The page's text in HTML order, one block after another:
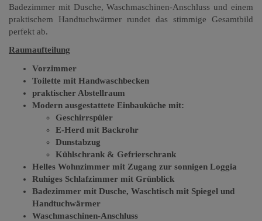
Badezimmer mit Dusche, Waschmaschinen-Anschluss und einem
praktischem Handtuchwärmer rundet das stimmige Gesamtbild
perfekt ab.
Raumaufteilung
Vorzimmer
Toilette mit Handwaschbecken
praktischer Abstellraum
Modern ausgestattete Einbauküche mit:
Geschirrspüler
E-Herd mit Backrohr
Dunstabzug
Kühlschrank & Gefrierschrank
Helles Wohnzimmer mit Zugang zur sonnigen Loggia
Ruhiges Schlafzimmer mit Grünblick
Badezimmer mit Dusche, Waschtisch mit Spiegel und
Handtuchwärmer
Waschmaschinen-Anschluss